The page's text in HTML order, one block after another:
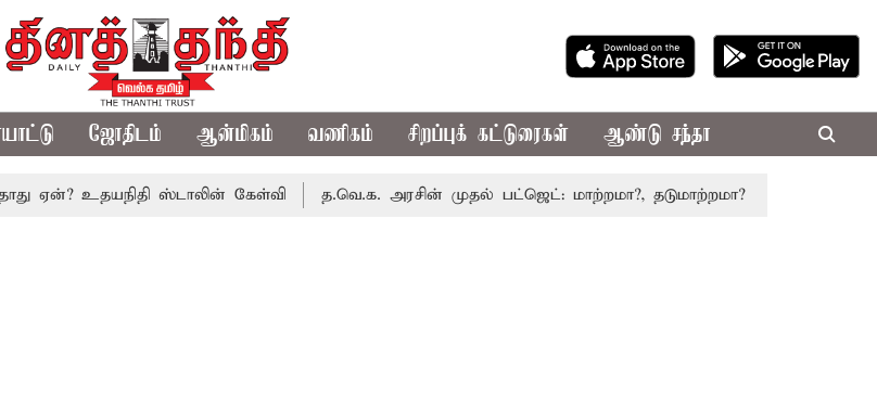
ஜோதிடம் ஆன்மிகம் வணிகம் சிறப்புக் கட்டுரைகள் ஆண்டு சந்தா
உதயநிதி ஸ்டாலின் கேள்வி த.வெ.க. அரசின் முதல் பட்ஜெட்: மாற்றமா?, தடுமாற்றமா? சட்டசபையில்